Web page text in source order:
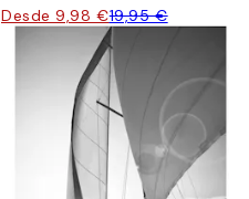
Desde 9,98 €19,95 €